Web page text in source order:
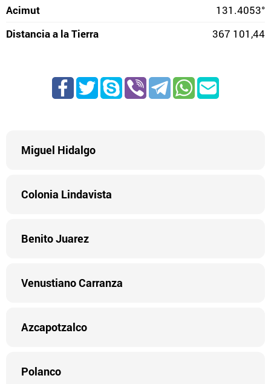
Acimut
131.4053°
Distancia a la Tierra
367 101,44
Miguel Hidalgo
Colonia Lindavista
Benito Juarez
Venustiano Carranza
Azcapotzalco
Polanco